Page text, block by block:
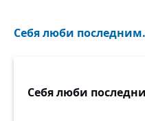
Себя люби
Себя люби